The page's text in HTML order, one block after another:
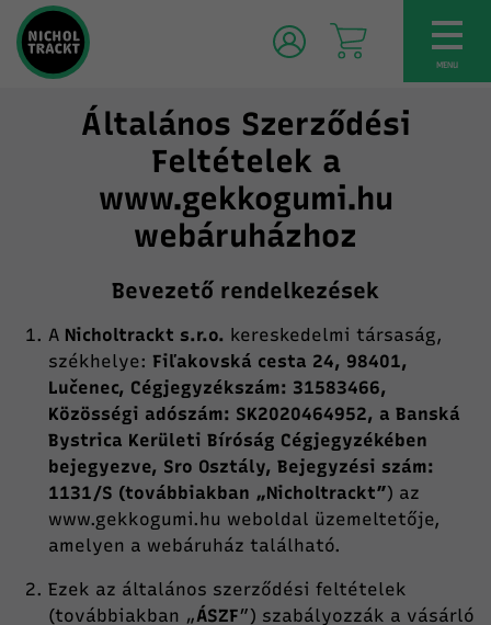
MENU
Általános Szerződési
Feltételek a
www.gekkogumi.hu
webáruházhoz
Bevezető rendelkezések
A Nicholtrackt s.r.o. kereskedelmi társaság,
székhelye: Fiľakovská cesta 24, 98401,
Lučenec, Cégjegyzékszám: 31583466,
Közösségi adószám: SK2020464952, a Banská
Bystrica Kerületi Bíróság Cégjegyzékében
bejegyezve, Sro Osztály, Bejegyzési szám:
1131/S (továbbiakban „Nicholtrackt”) az
www.gekkogumi.hu weboldal üzemeltetője,
amelyen a webáruház található.
Ezek az általános szerződési feltételek
(továbbiakban „ÁSZF”) szabályozzák a vásárló